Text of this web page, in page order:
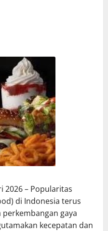
2026 – Popularitas
di Indonesia terus
gaya
kecepatan dan